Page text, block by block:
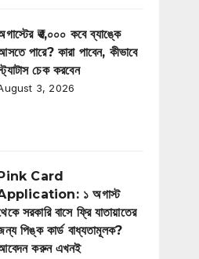
₹৩,০০০ কবে ব্যাঙ্কে
পারে? কারা পাবেন, কীভাবে
চেক করবেন
3, 2026
Card
১ অগাস্ট
সরকারি বাসে ফ্রি যাতায়াতের
পিঙ্ক কার্ড বাধ্যতামূলক?
করুন এখনই